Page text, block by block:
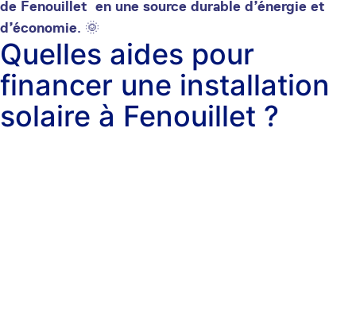
de Fenouillet en une source durable d’énergie et
d’économie. 🌞
Quelles aides pour
financer une installation
solaire à Fenouillet ?